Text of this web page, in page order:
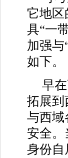
它地
具“一
加强与
如下。
早
拓展到
与西域
安全
身份自